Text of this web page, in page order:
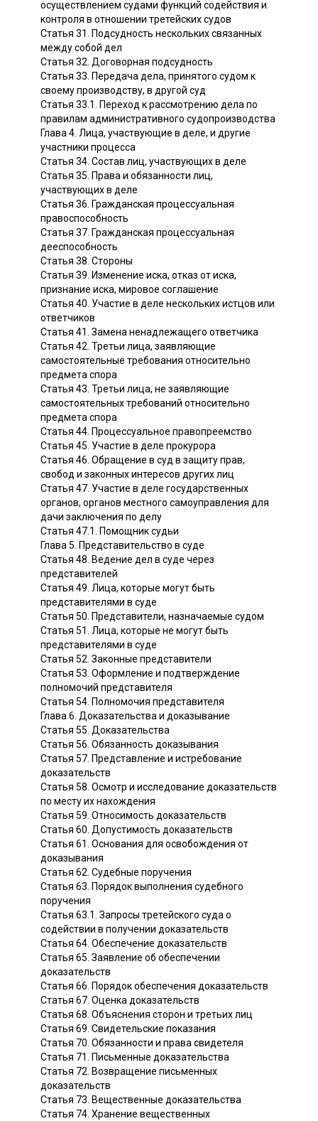
осуществлением судами функций содействия и
контроля в отношении третейских судов
Статья 31. Подсудность нескольких связанных
между собой дел
Статья 32. Договорная подсудность
Статья 33. Передача дела, принятого судом к
своему производству, в другой суд
Статья 33.1. Переход к рассмотрению дела по
правилам административного судопроизводства
Глава 4. Лица, участвующие в деле, и другие
участники процесса
Статья 34. Состав лиц, участвующих в деле
Статья 35. Права и обязанности лиц,
участвующих в деле
Статья 36. Гражданская процессуальная
правоспособность
Статья 37. Гражданская процессуальная
дееспособность
Статья 38. Стороны
Статья 39. Изменение иска, отказ от иска,
признание иска, мировое соглашение
Статья 40. Участие в деле нескольких истцов или
ответчиков
Статья 41. Замена ненадлежащего ответчика
Статья 42. Третьи лица, заявляющие
самостоятельные требования относительно
предмета спора
Статья 43. Третьи лица, не заявляющие
самостоятельных требований относительно
предмета спора
Статья 44. Процессуальное правопреемство
Статья 45. Участие в деле прокурора
Статья 46. Обращение в суд в защиту прав,
свобод и законных интересов других лиц
Статья 47. Участие в деле государственных
органов, органов местного самоуправления для
дачи заключения по делу
Статья 47.1. Помощник судьи
Глава 5. Представительство в суде
Статья 48. Ведение дел в суде через
представителей
Статья 49. Лица, которые могут быть
представителями в суде
Статья 50. Представители, назначаемые судом
Статья 51. Лица, которые не могут быть
представителями в суде
Статья 52. Законные представители
Статья 53. Оформление и подтверждение
полномочий представителя
Статья 54. Полномочия представителя
Глава 6. Доказательства и доказывание
Статья 55. Доказательства
Статья 56. Обязанность доказывания
Статья 57. Представление и истребование
доказательств
Статья 58. Осмотр и исследование доказательств
по месту их нахождения
Статья 59. Относимость доказательств
Статья 60. Допустимость доказательств
Статья 61. Основания для освобождения от
доказывания
Статья 62. Судебные поручения
Статья 63. Порядок выполнения судебного
поручения
Статья 63.1. Запросы третейского суда о
содействии в получении доказательств
Статья 64. Обеспечение доказательств
Статья 65. Заявление об обеспечении
доказательств
Статья 66. Порядок обеспечения доказательств
Статья 67. Оценка доказательств
Статья 68. Объяснения сторон и третьих лиц
Статья 69. Свидетельские показания
Статья 70. Обязанности и права свидетеля
Статья 71. Письменные доказательства
Статья 72. Возвращение письменных
доказательств
Статья 73. Вещественные доказательства
Статья 74. Хранение вещественных